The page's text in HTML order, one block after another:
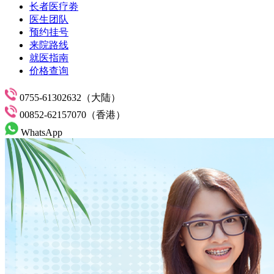
长者医疗劵
医生团队
预约挂号
来院路线
就医指南
价格查询
0755-61302632（大陆）
00852-62157070（香港）
WhatsApp